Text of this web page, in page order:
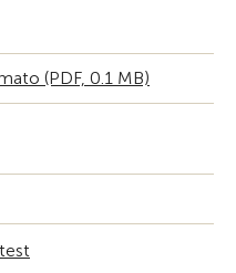
(PDF, 0.1 MB)